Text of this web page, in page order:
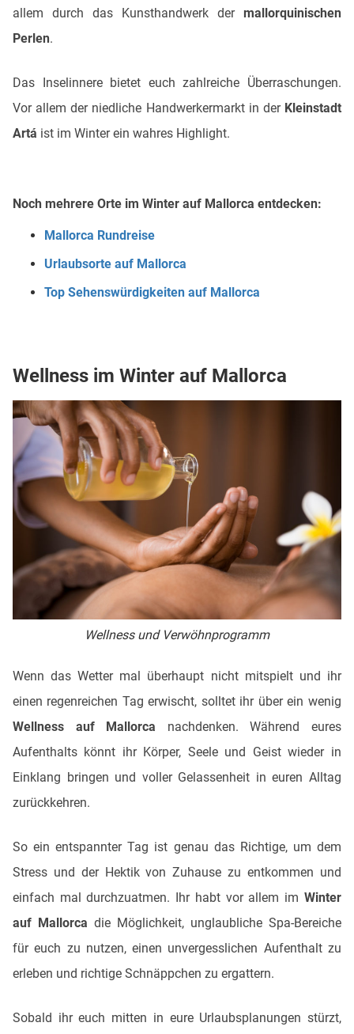
allem durch das Kunsthandwerk der mallorquinischen
Perlen.
Das Inselinnere bietet euch zahlreiche Überraschungen.
Vor allem der niedliche Handwerkermarkt in der Kleinstadt
Artá ist im Winter ein wahres Highlight.
Noch mehrere Orte im Winter auf Mallorca entdecken:
Mallorca Rundreise
Urlaubsorte auf Mallorca
Top Sehenswürdigkeiten auf Mallorca
Wellness im Winter auf Mallorca
Wellness und Verwöhnprogramm
Wenn das Wetter mal überhaupt nicht mitspielt und ihr
einen regenreichen Tag erwischt, solltet ihr über ein wenig
Wellness auf Mallorca nachdenken. Während eures
Aufenthalts könnt ihr Körper, Seele und Geist wieder in
Einklang bringen und voller Gelassenheit in euren Alltag
zurückkehren.
So ein entspannter Tag ist genau das Richtige, um dem
Stress und der Hektik von Zuhause zu entkommen und
einfach mal durchzuatmen. Ihr habt vor allem im Winter
auf Mallorca die Möglichkeit, unglaubliche Spa-Bereiche
für euch zu nutzen, einen unvergesslichen Aufenthalt zu
erleben und richtige Schnäppchen zu ergattern.
Sobald ihr euch mitten in eure Urlaubsplanungen stürzt,